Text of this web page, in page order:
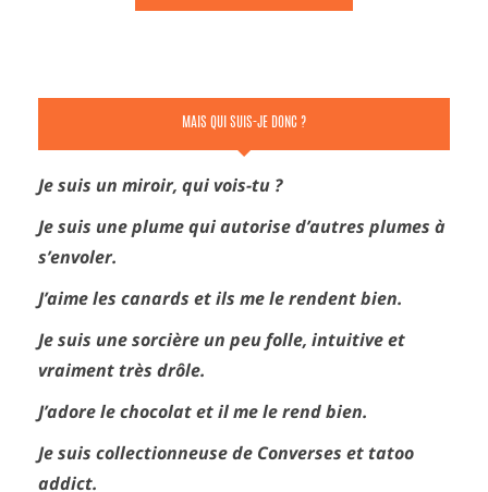
MAIS QUI SUIS-JE DONC ?
Je suis un miroir, qui vois-tu ?
Je suis une plume qui autorise d’autres plumes à
s’envoler.
J’aime les canards et ils me le rendent bien.
Je suis une sorcière un peu folle, intuitive et
vraiment très drôle.
J’adore le chocolat et il me le rend bien.
Je suis collectionneuse de Converses et tatoo
addict.